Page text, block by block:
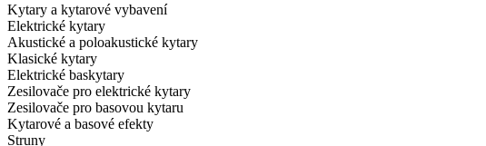
Kytary a kytarové vybavení
Elektrické kytary
Akustické a poloakustické kytary
Klasické kytary
Elektrické baskytary
Zesilovače pro elektrické kytary
Zesilovače pro basovou kytaru
Kytarové a basové efekty
Struny